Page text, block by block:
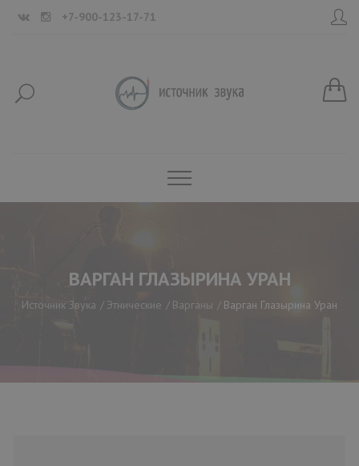
+7-900-123-17-71
ВАРГАН ГЛАЗЫРИНА УРАН
Источник Звука Этнические Варганы Варган Глазырина Уран